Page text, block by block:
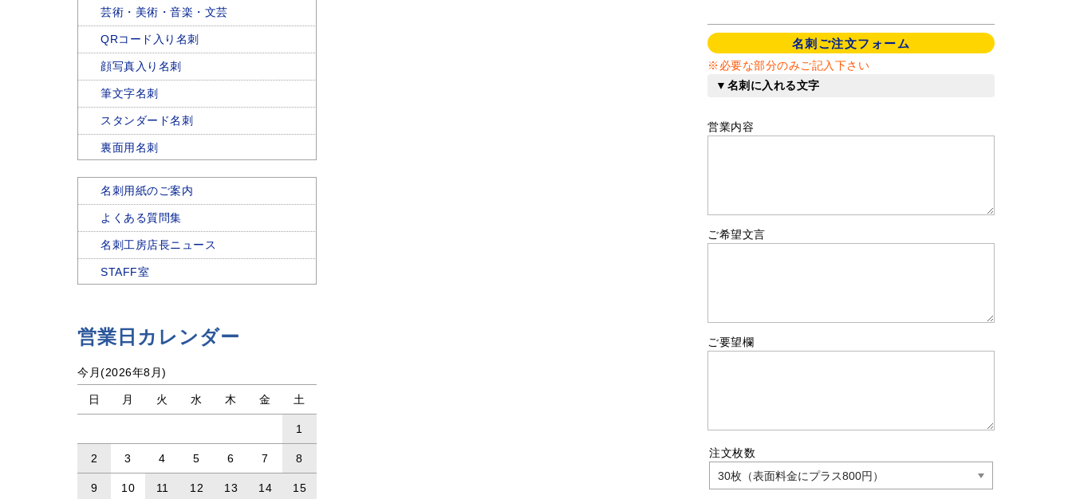
名刺ご注文フォーム
※必要な部分のみご記入下さい
▼名刺に入れる文字
営業内容
ご希望文言
ご要望欄
注文枚数
芸術・美術・音楽・文芸
QRコード入り名刺
顔写真入り名刺
筆文字名刺
スタンダード名刺
裏面用名刺
名刺用紙のご案内
よくある質問集
名刺工房店長ニュース
STAFF室
営業日カレンダー
今月(2026年8月)
日 月 火 水 木 金 土
1
2 3 4 5 6 7 8
9 10 11 12 13 14 15